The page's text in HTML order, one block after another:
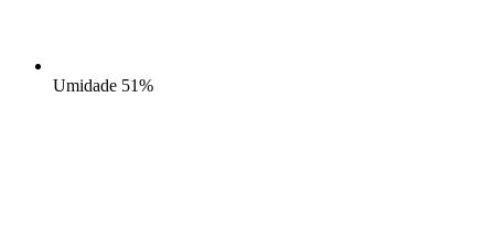
Umidade 51%